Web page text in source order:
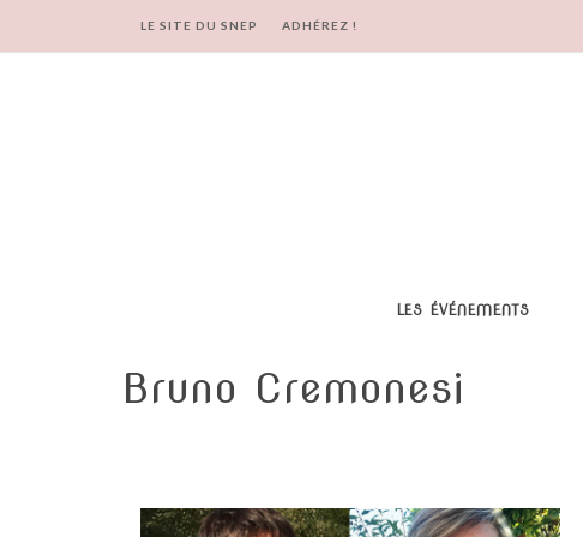
LE SITE DU SNEP ADHÉREZ !
LES ÉVÉNEMENTS
Bruno Cremonesi